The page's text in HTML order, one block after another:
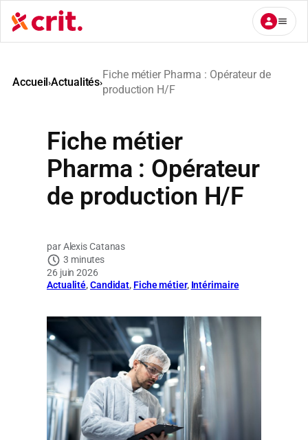
Aller
au
contenu
Accueil›Actualités›
Fiche métier Pharma : Opérateur de
production H/F
Fiche métier
Pharma : Opérateur
de production H/F
Alexis Catanas
3 minutes
26 juin 2026
Actualité, Candidat, Fiche métier, Intérimaire